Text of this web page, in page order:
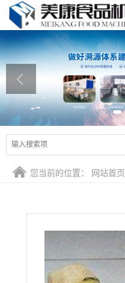
公司首页
公司动态
产品展厅
联系我们
您当前的位置： 网站首页